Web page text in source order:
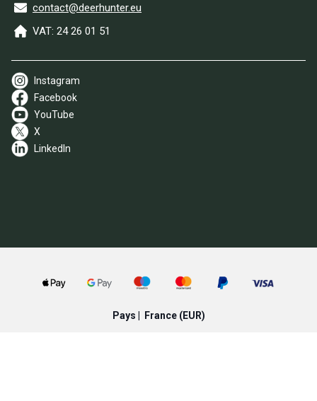
contact@deerhunter.eu
VAT: 24 26 01 51
Instagram
Facebook
YouTube
X
LinkedIn
France(EUR)